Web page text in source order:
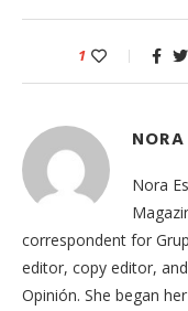
1
Nora
correspondent for
editor, copy editor,
Opinión. She began